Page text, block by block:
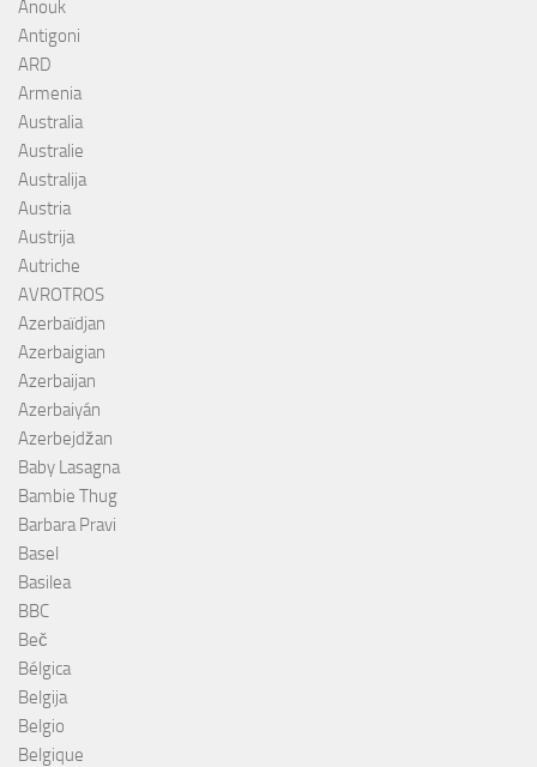
Anouk
Antigoni
ARD
Armenia
Australia
Australie
Australija
Austria
Austrija
Autriche
AVROTROS
Azerbaïdjan
Azerbaigian
Azerbaijan
Azerbaiyán
Azerbejdžan
Baby Lasagna
Bambie Thug
Barbara Pravi
Basel
Basilea
BBC
Beč
Bélgica
Belgija
Belgio
Belgique